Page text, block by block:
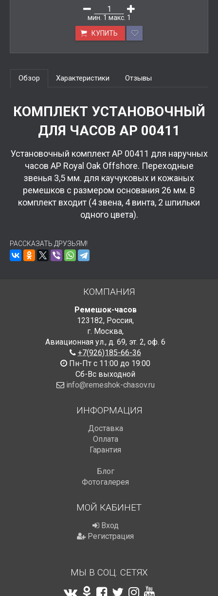
мин. 1 макс. 1
КУПИТЬ
Обзор Характеристики Отзывы
КОМПЛЕКТ УСТАНОВОЧНЫЙ
ДЛЯ ЧАСОВ AP 00411
Установочный комплект AP 00411 для наручных
часов AP Royal Oak Offshore. Переходные
звенья 3,5 мм. для каучуковых и кожаных
ремешков с размером основания 26 мм. В
комплект входит (4 звена, 4 винта, 2 шпильки
одного цвета).
РАССКАЗАТЬ ДРУЗЬЯМ!
КОМПАНИЯ
Ремешок-часов
123182, Россия,
г. Москва,
Авиационная ул., д. 69, эт. 2, оф. 6
+7(926)185-66-36
Пн-Пт с 11:00 до 19:00
Сб-Вс выходной
info@remeshok-chasov.ru
ИНФОРМАЦИЯ
Доставка
Оплата
Гарантия
Блог
Фотогалерея
МОЙ КАБИНЕТ
Вход
Регистрация
МЫ В СОЦ. СЕТЯХ